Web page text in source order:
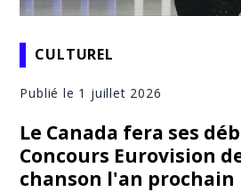
CULTUREL
Publié le 1 juillet 2026
Le Canada fera ses
Concours Eurovision
chanson l'an prochain